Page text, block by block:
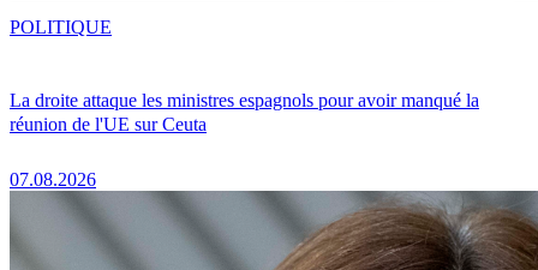
La droite attaque les ministres espagnols pour avoir manqué la
réunion de l'UE sur Ceuta
07.08.2026
POLITIQUE